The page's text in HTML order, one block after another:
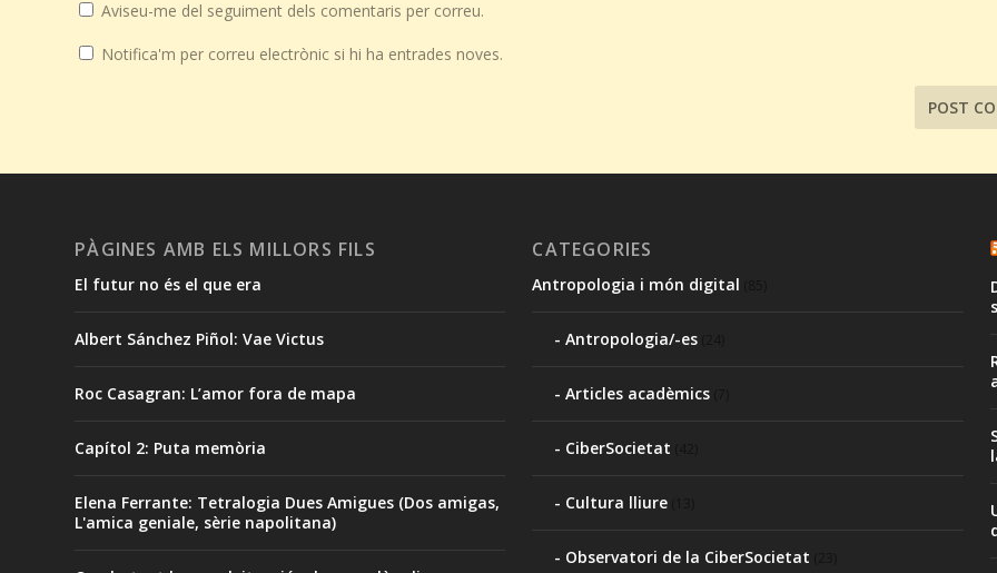
Aviseu-me del seguiment dels comentaris per correu.
Notifica'm per correu electrònic si hi ha entrades noves.
PÀGINES AMB ELS MILLORS FILS
El futur no és el que era
Albert Sánchez Piñol: Vae Victus
Roc Casagran: L’amor fora de mapa
Capítol 2: Puta memòria
Elena Ferrante: Tetralogia Dues Amigues (Dos amigas,
L'amica geniale, sèrie napolitana)
CATEGORIES
Antropologia i món digital
Antropologia/-es
Articles acadèmics
CiberSocietat
Cultura lliure
Observatori de la CiberSocietat